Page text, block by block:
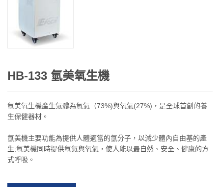
HB-133 氫美氧生機
氫美氧生機產生氣體為氫氣（73%)與氧氣(27%)，是全球首創的養
生保健器材。
氫美機主要功能為提供人體適當的氫分子，以減少體內自由基的產
生;氫美機同時提供氫氣與氧氣，使人能以最自然、安全、健康的方
式呼吸。